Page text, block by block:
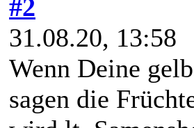
#2
31.08.20, 13:58
Wenn Deine
sagen die